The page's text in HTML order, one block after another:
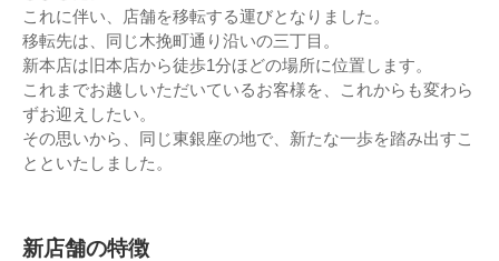
これに伴い、店舗を移転する運びとなりました。
移転先は、同じ木挽町通り沿いの三丁目。
新本店は旧本店から徒歩1分ほどの場所に位置します。
これまでお越しいただいているお客様を、これからも変わら
ずお迎えしたい。
その思いから、同じ東銀座の地で、新たな一歩を踏み出すこ
とといたしました。
新店舗の特徴